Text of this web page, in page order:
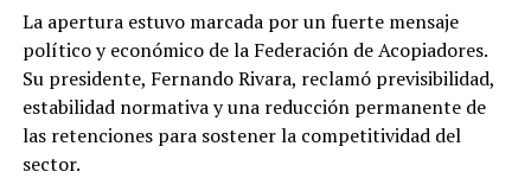
La apertura estuvo marcada por un fuerte mensaje
político y económico de la Federación de Acopiadores.
Su presidente, Fernando Rivara, reclamó previsibilidad,
estabilidad normativa y una reducción permanente de
las retenciones para sostener la competitividad del
sector.